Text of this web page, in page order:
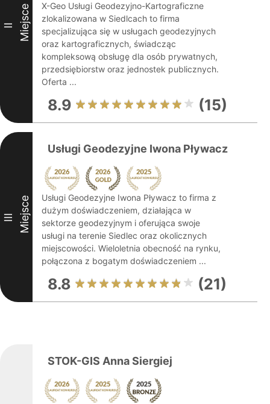
II Miejsce
X-Geo Usługi Geodezyjno-Kartograficzne
zlokalizowana w Siedlcach to firma
specjalizująca się w usługach geodezyjnych
oraz kartograficznych, świadcząc
kompleksową obsługę dla osób prywatnych,
przedsiębiorstw oraz jednostek publicznych.
Oferta ...
8.9 (15)
III Miejsce
Usługi Geodezyjne Iwona Pływacz
Usługi Geodezyjne Iwona Pływacz to firma z
dużym doświadczeniem, działająca w
sektorze geodezyjnym i oferująca swoje
usługi na terenie Siedlec oraz okolicznych
miejscowości. Wieloletnia obecność na rynku,
połączona z bogatym doświadczeniem ...
8.8 (21)
STOK-GIS Anna Siergiej